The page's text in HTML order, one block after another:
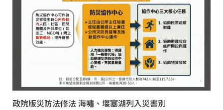
政院版災防法修法 海嘯、堰塞湖列入災害別